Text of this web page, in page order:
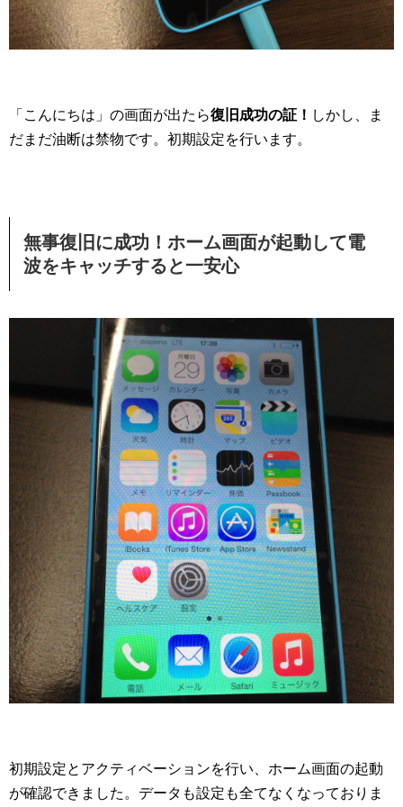
「こんにちは」の画面が出たら復旧成功の証！ しかし、ま
だまだ油断は禁物です。初期設定を行います。
無事復旧に成功！ホーム画面が起動して電
波をキャッチすると一安心
初期設定とアクティベーションを行い、ホーム画面の起動
が確認できました。データも設定も全てなくなっておりま